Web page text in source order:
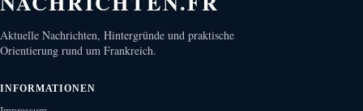
Aktuelle Nachrichten, Hintergründe und praktische
Orientierung rund um Frankreich.
INFORMATIONEN